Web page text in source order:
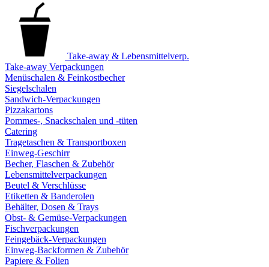
Take-away & Lebensmittelverp.
Take-away Verpackungen
Menüschalen & Feinkostbecher
Siegelschalen
Sandwich-Verpackungen
Pizzakartons
Pommes-, Snackschalen und -tüten
Catering
Tragetaschen & Transportboxen
Einweg-Geschirr
Becher, Flaschen & Zubehör
Lebensmittelverpackungen
Beutel & Verschlüsse
Etiketten & Banderolen
Behälter, Dosen & Trays
Obst- & Gemüse-Verpackungen
Fischverpackungen
Feingebäck-Verpackungen
Einweg-Backformen & Zubehör
Papiere & Folien